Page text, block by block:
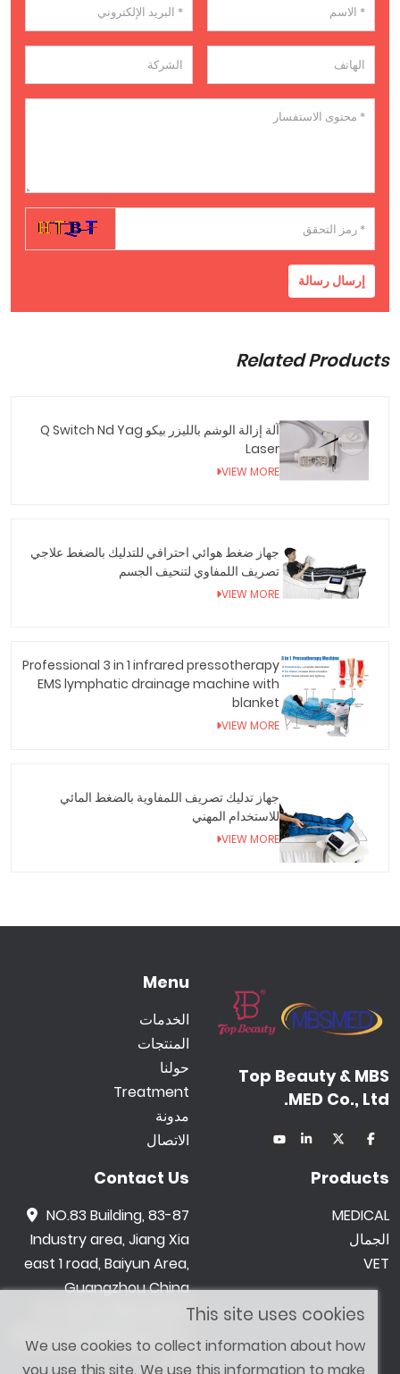
إرسال رسالة
Related Products
آلة إزالة الوشم بالليزر بيكو Q Switch Nd Yag
Laser
VIEW MORE
جهاز ضغط هوائي احترافي للتدليك بالضغط علاجي
تصريف اللمفاوي لتنحيف الجسم
VIEW MORE
Professional 3 in 1 infrared pressotherapy
EMS lymphatic drainage machine with
blanket
VIEW MORE
جهاز تدليك تصريف اللمفاوية بالضغط المائي
للاستخدام المهني
VIEW MORE
Top Beauty & MBS
MED Co., Ltd.
Menu
الخدمات
المنتجات
حولنا
Treatment
مدونة
الاتصال
Products
MEDICAL
الجمال
VET
Contact Us
NO.83 Building, 83-87
Industry area, Jiang Xia
east 1 road, Baiyun Area,
Guangzhou China
0086 -18602015159
jetwong@tbbeauty.c
This site uses cookies
We use cookies to collect information about how